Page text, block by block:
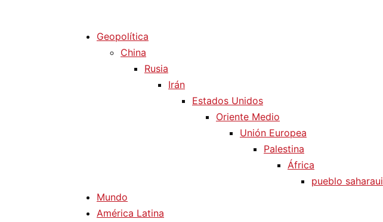
Geopolítica
China
Rusia
Irán
Estados Unidos
Oriente Medio
Unión Europea
Palestina
África
pueblo saharaui
Mundo
América Latina